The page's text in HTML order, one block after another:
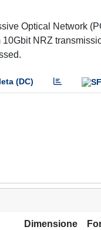
Optical Network
NRZ
(DC)
Dimensione